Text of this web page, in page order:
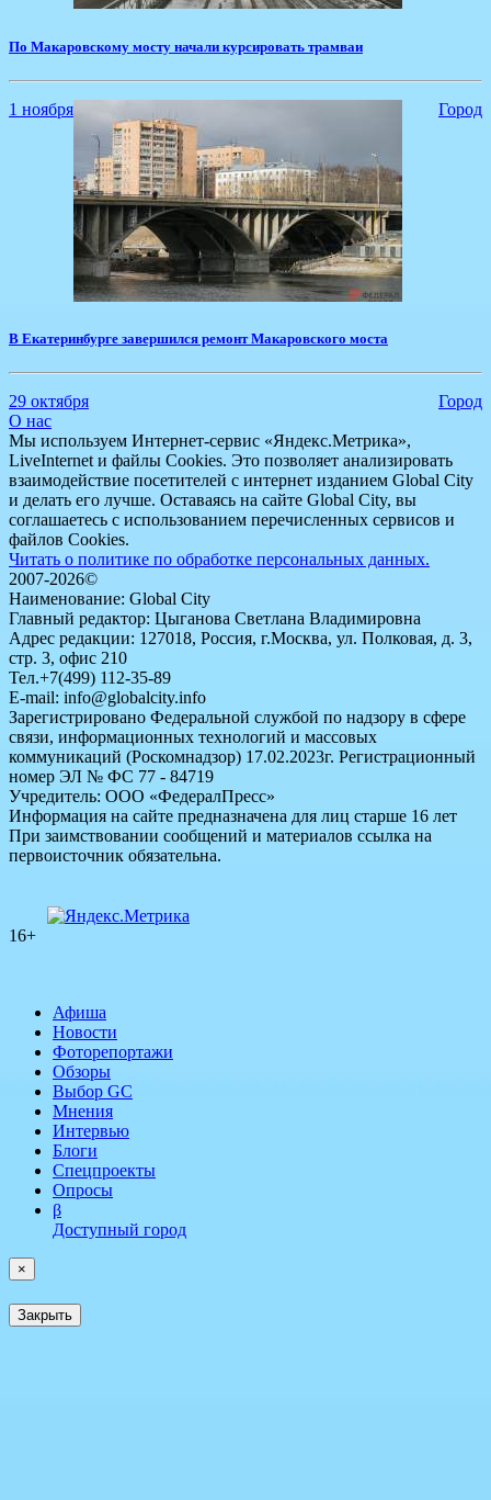
По Макаровскому мосту начали курсировать трамваи
1 ноября Город
В Екатеринбурге завершился ремонт Макаровского моста
29 октября
Город
О нас
Мы используем Интернет-сервис «Яндекс.Метрика»,
LiveInternet и файлы Cookies. Это позволяет анализировать
взаимодействие посетителей с интернет изданием Global City
и делать его лучше. Оставаясь на сайте Global City, вы
соглашаетесь с использованием перечисленных сервисов и
файлов Cookies.
Читать о политике по обработке персональных данных.
2007-2026©
Наименование: Global City
Главный редактор: Цыганова Светлана Владимировна
Адрес редакции: 127018, Россия, г.Москва, ул. Полковая, д. 3,
стр. 3, офис 210
Тел.+7(499) 112-35-89
E-mail: info@globalcity.info
Зарегистрировано Федеральной службой по надзору в сфере
связи, информационных технологий и массовых
коммуникаций (Роскомнадзор) 17.02.2023г. Регистрационный
номер ЭЛ № ФС 77 - 84719
Учредитель: ООО «ФедералПресс»
Информация на сайте предназначена для лиц старше 16 лет
При заимствовании сообщений и материалов ссылка на
первоисточник обязательна.
16+
Афиша
Новости
Фоторепортажи
Обзоры
Выбор GC
Мнения
Интервью
Блоги
Спецпроекты
Опросы
β
Доступный город
×
Закрыть